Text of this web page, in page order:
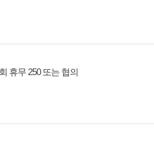
휴무 250 또는 협의